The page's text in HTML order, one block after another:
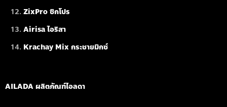
ZixPro ซิกโปร
Airisa ไอริสา
Krachay Mix กระชายมิกซ์
AILADA ผลิตภัณฑ์ไอลดา